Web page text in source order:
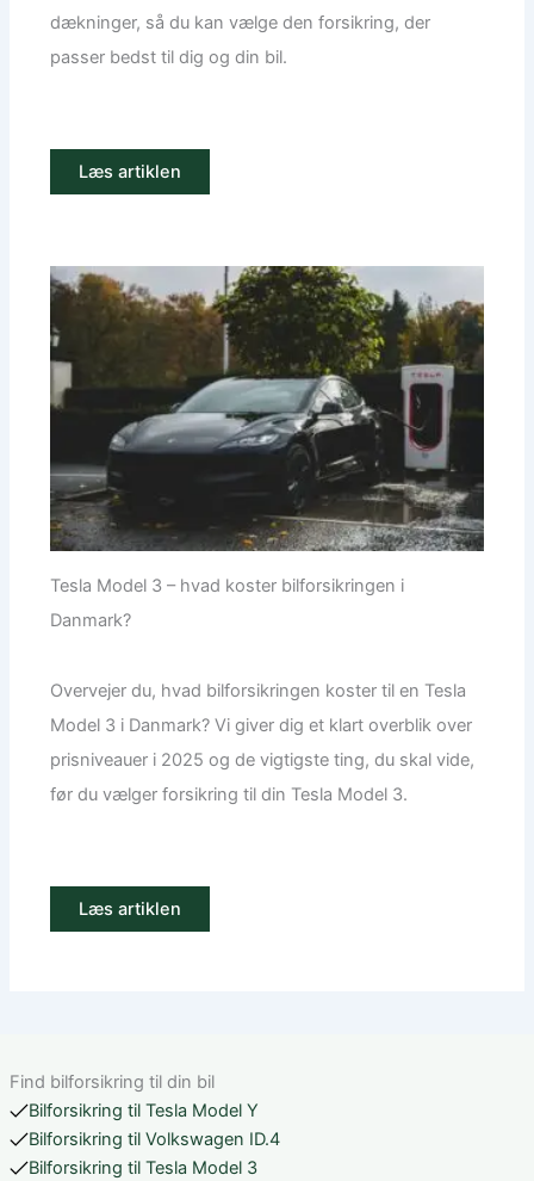
dækninger, så du kan vælge den forsikring, der
passer bedst til dig og din bil.
Læs artiklen
Tesla Model 3 – hvad koster bilforsikringen i
Danmark?
Overvejer du, hvad bilforsikringen koster til en Tesla
Model 3 i Danmark? Vi giver dig et klart overblik over
prisniveauer i 2025 og de vigtigste ting, du skal vide,
før du vælger forsikring til din Tesla Model 3.
Læs artiklen
Find bilforsikring til din bil
Bilforsikring til Tesla Model Y
Bilforsikring til Volkswagen ID.4
Bilforsikring til Tesla Model 3